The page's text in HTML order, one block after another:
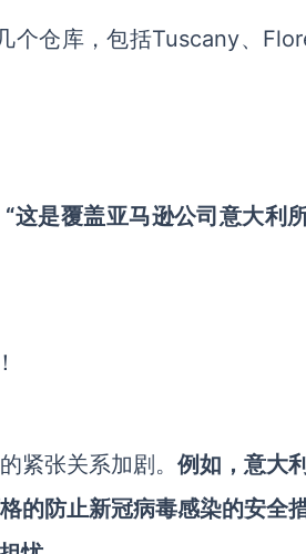
个仓库，包括Tuscany、
是覆盖亚马逊公司意大利
紧张关系加剧。 例如，意大
的防止新冠病毒感染的安全措